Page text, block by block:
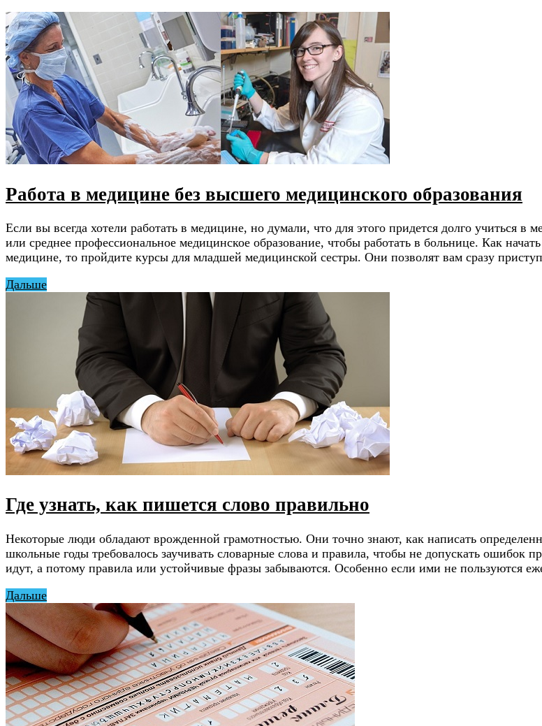
Работа в медицине без высшего медицинского образования
Если вы всегда хотели работать в медицине, но думали, что для этого придется долго учиться в
или среднее профессиональное медицинское образование, чтобы работать в больнице. Как
медицине, то пройдите курсы для младшей медицинской сестры. Они позволят вам сразу
Дальше
Где узнать, как пишется слово правильно
Некоторые люди обладают врожденной грамотностью. Они точно знают, как написать
школьные годы требовалось заучивать словарные слова и правила, чтобы не допускать ошибок
идут, а потому правила или устойчивые фразы забываются. Особенно если ими не пользуются
Дальше